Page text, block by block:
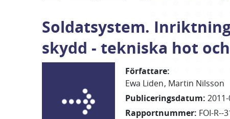
Soldatsystem.
skydd - tekniska hot
Författare:
Ewa Liden Martin Nilsson
Publiceringsdatum:
Rapportnummer: FOI-R--